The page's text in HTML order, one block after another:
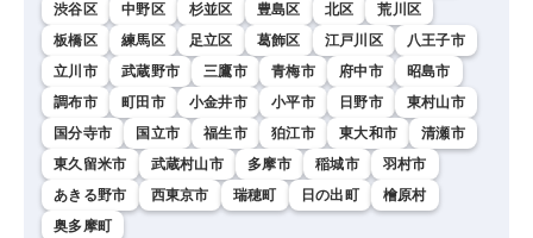
渋谷区
中野区 杉並区 豊島区 北区
荒川区
板橋区
練馬区 足立区 葛飾区 江戸川区
八王子市
立川市
武蔵野市 三鷹市 青梅市 府中市
昭島市
調布市
町田市 小金井市 小平市 日野市
東村山市
国分寺市
国立市 福生市 狛江市 東大和市
清瀬市
東久留米市
武蔵村山市 多摩市 稲城市
羽村市
あきる野市
西東京市 瑞穂町 日の出町
檜原村
奥多摩町